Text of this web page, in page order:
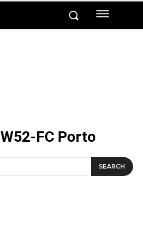
W52-FC Porto
SEARCH